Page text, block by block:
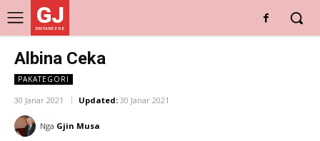
GJ
DRITARE E RE
Albina Ceka
PAKATEGORI
30 Janar 2021 Updated: 30 Janar 2021
Nga Gjin Musa